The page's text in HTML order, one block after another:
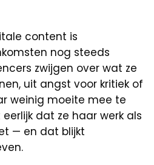
content is
nog steeds
zwijgen over wat ze
uit angst voor kritiek of
weinig moeite mee te
dat ze haar werk als
— en dat blijkt